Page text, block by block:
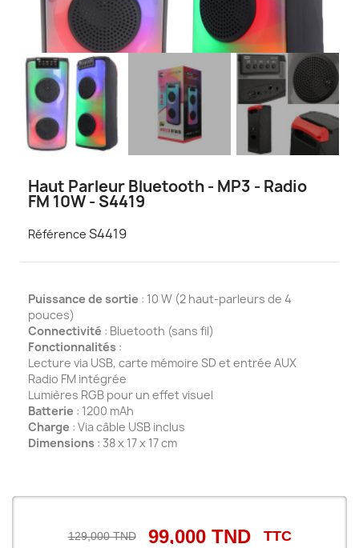
Haut Parleur Bluetooth - MP3 - Radio
FM 10W - S4419
Référence S4419
Puissance de sortie : 10 W (2 haut-parleurs de 4
pouces)
Connectivité : Bluetooth (sans fil)
Fonctionnalités :
Lecture via USB, carte mémoire SD et entrée AUX
Radio FM intégrée
Lumières RGB pour un effet visuel
Batterie : 1200 mAh
Charge : Via câble USB inclus
Dimensions : 38 x 17 x 17 cm
129,000 TND 99,000 TND TTC